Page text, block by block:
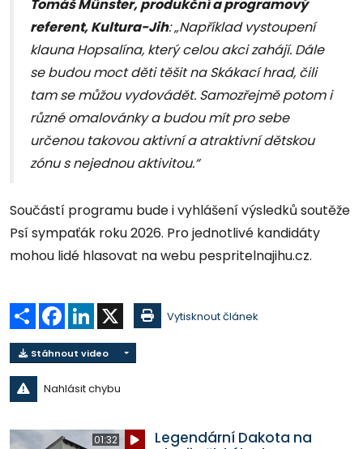
Tomáš Münster, produkční a programový
referent, Kultura-Jih: „Například vystoupení
klauna Hopsalína, který celou akci zahájí. Dále
se budou moct děti těšit na Skákací hrad, čili
tam se můžou vydovádět. Samozřejmě potom i
různé omalovánky a budou mít pro sebe
určenou takovou aktivní a atraktivní dětskou
zónu s nejednou aktivitou.“
Součástí programu bude i vyhlášení výsledků soutěže
Psí sympaťák roku 2026. Pro jednotlivé kandidáty
mohou lidé hlasovat na webu pespritelnajihu.cz.
Sdílet Facebook
LinkedIn Vytisknout článek
Stáhnout video
Nahlásit chybu
01:32
Legendární Dakota na